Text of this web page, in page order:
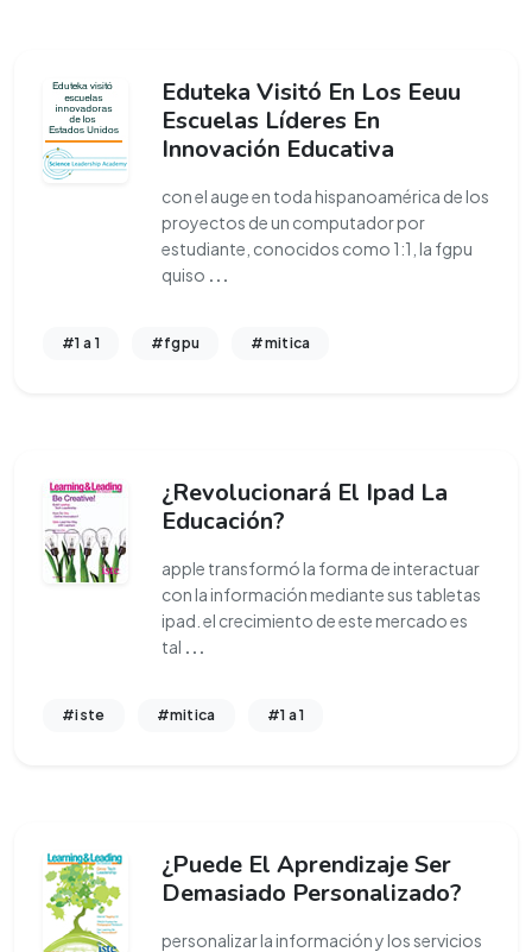
Eduteka Visitó En Los Eeuu
Escuelas Líderes En
Innovación Educativa
con el auge en toda hispanoamérica de los
proyectos de un computador por
estudiante, conocidos como 1:1, la fgpu
quiso ...
#1 a 1 #fgpu #mitica
¿Revolucionará El Ipad La
Educación?
apple transformó la forma de interactuar
con la información mediante sus tabletas
ipad. el crecimiento de este mercado es
tal ...
#iste #mitica #1 a 1
¿Puede El Aprendizaje Ser
Demasiado Personalizado?
personalizar la información y los servicios